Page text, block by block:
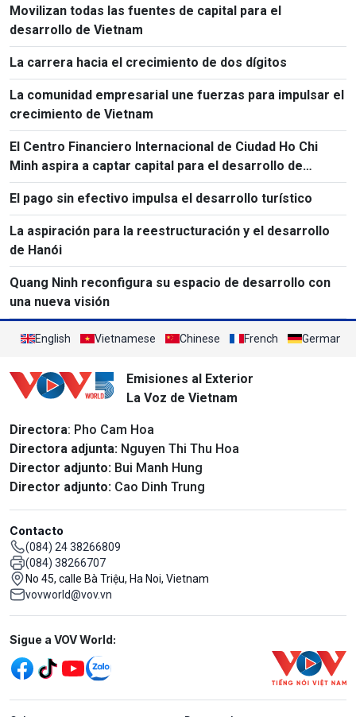
Movilizan todas las fuentes de capital para el
desarrollo de Vietnam
La carrera hacia el crecimiento de dos dígitos
La comunidad empresarial une fuerzas para impulsar el
crecimiento de Vietnam
El Centro Financiero Internacional de Ciudad Ho Chi
Minh aspira a captar capital para el desarrollo de
Vietnam
El pago sin efectivo impulsa el desarrollo turístico
La aspiración para la reestructuración y el desarrollo
de Hanói
Quang Ninh reconfigura su espacio de desarrollo con
una nueva visión
English Vietnamese Chinese French German
Emisiones al Exterior
La Voz de Vietnam
Directora: Pho Cam Hoa
Directora adjunta: Nguyen Thi Thu Hoa
Director adjunto: Bui Manh Hung
Director adjunto: Cao Dinh Trung
Contacto
(084) 24 38266809
(084) 38266707
No 45, calle Bà Triệu, Ha Noi, Vietnam
vovworld@vov.vn
Mạng xã hội
Sigue a VOV World:
menu footer tiếng Tây ban nha